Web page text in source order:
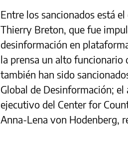
Entre los sancionados está
Thierry Breton, que fue
desinformación en
la prensa un alto funcionario
también han sido
Global de Desinformación;
ejecutivo del Center for
Anna-Lena von Hodenberg,